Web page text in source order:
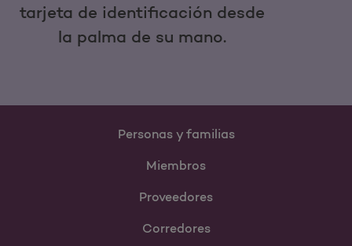
tarjeta de identificación desde
la palma de su mano.
Personas y familias
Miembros
Proveedores
Corredores